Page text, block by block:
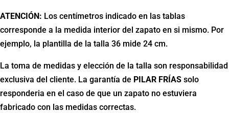
ATENCIÓN: Los centímetros indicado en las tablas
corresponde a la medida interior del zapato en si mismo. Por
ejemplo, la plantilla de la talla 36 mide 24 cm.
La toma de medidas y elección de la talla son responsabilidad
exclusiva del cliente. La garantía de PILAR FRÍAS solo
responderia en el caso de que un zapato no estuviera
fabricado con las medidas correctas.